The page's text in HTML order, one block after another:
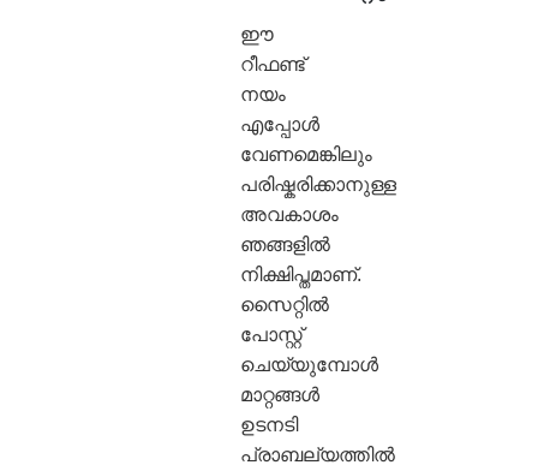
ഈ
റീഫണ്ട്
നയം
എപ്പോൾ
വേണമെങ്കിലും
പരിഷ്കരിക്കാനുള്ള
അവകാശം
ഞങ്ങളിൽ
നിക്ഷിപ്തമാണ്.
സൈറ്റിൽ
പോസ്റ്റ്
ചെയ്യുമ്പോൾ
മാറ്റങ്ങൾ
ഉടനടി
പ്രാബല്യത്തിൽ